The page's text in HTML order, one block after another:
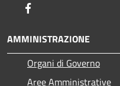
AMMINISTRAZIONE
Organi di Governo
Aree Amministrative